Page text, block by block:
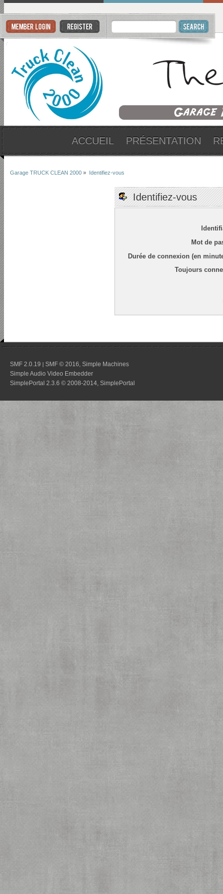
ACCUEIL PRÉSENTATION
Garage TRUCK CLEAN 2000 » Identifiez-vous
Identifiez-vous
Mot de
Durée de connexion (en
Toujours
SMF 2.0.19 | SMF © 2016 Simple Machines
Simple Audio Video Embedder
SimplePortal 2.3.6 © 2008-2014, SimplePortal